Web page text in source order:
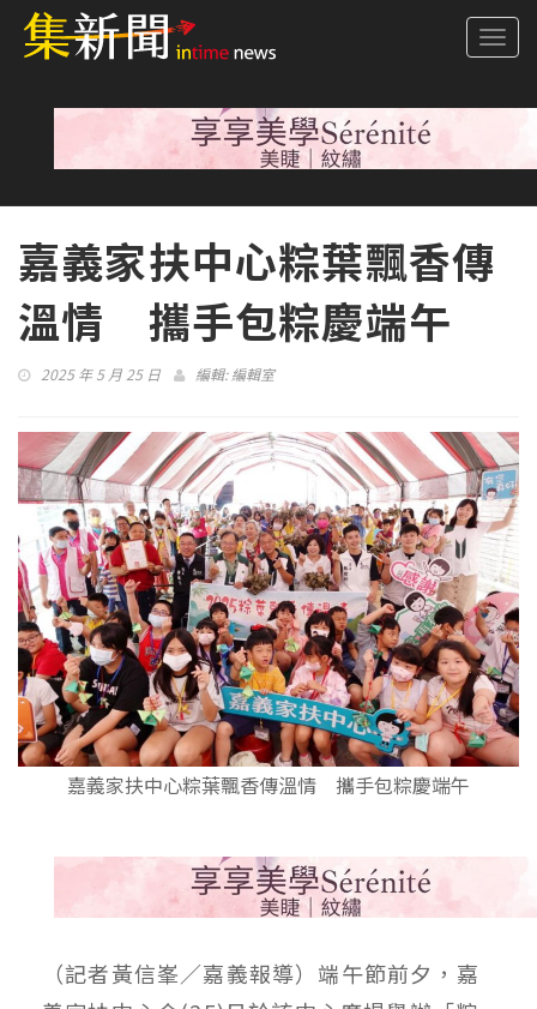
嘉義家扶中心粽葉飄香傳
溫情 攜手包粽慶端午
2025 年 5 月 25 日 編輯:編輯室
嘉義家扶中心粽葉飄香傳溫情 攜手包粽慶端午
（記者黃信峯／嘉義報導）端午節前夕，嘉